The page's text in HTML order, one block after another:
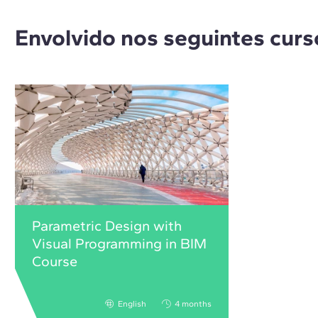
Envolvido nos seguintes
Parametric Design with
Visual Programming in BIM
Course
English 4 months